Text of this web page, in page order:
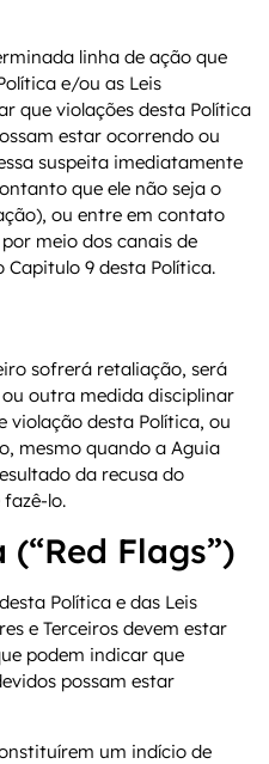
linha de ação que
e/ou as Leis
que violações desta Política
estar ocorrendo ou
suspeita imediatamente
que ele não seja o
ou entre em contato
meio dos canais de
9 desta Política.
sofrerá retaliação, será
outra medida disciplinar
violação desta Política, ou
mesmo quando a Aguia
da recusa do
lo.
Flags”)
Política e das Leis
e Terceiros devem estar
podem indicar que
possam estar
um indício de